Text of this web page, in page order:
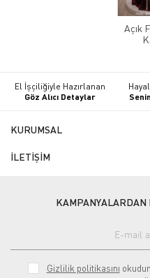
Açık
El İşçiliğiyle Hazırlanan
Göz Alıcı Detaylar
KURUMSAL
İLETİŞİM
KAMPANYALARDAN
Gizlilik politikasını